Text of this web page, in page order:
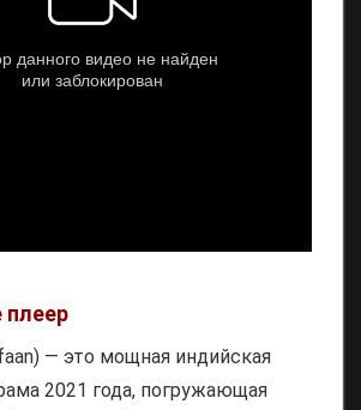
— это мощная индийская
2021 года, погружающая